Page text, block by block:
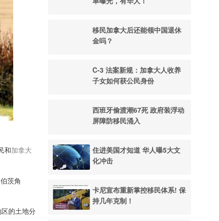
和加拿大
茨角
的土地分
移民加拿大后还能领中国退休
金吗？
C-3 法案新规：加拿大人收养
子女如何获公民身份
西班牙偷渡潮67死 政府装浮动
屏障防移民涌入
住进美国才知道 华人曝5大文
化冲击
卡尼宣布重新掌控移民体系! 保
持几年克制！